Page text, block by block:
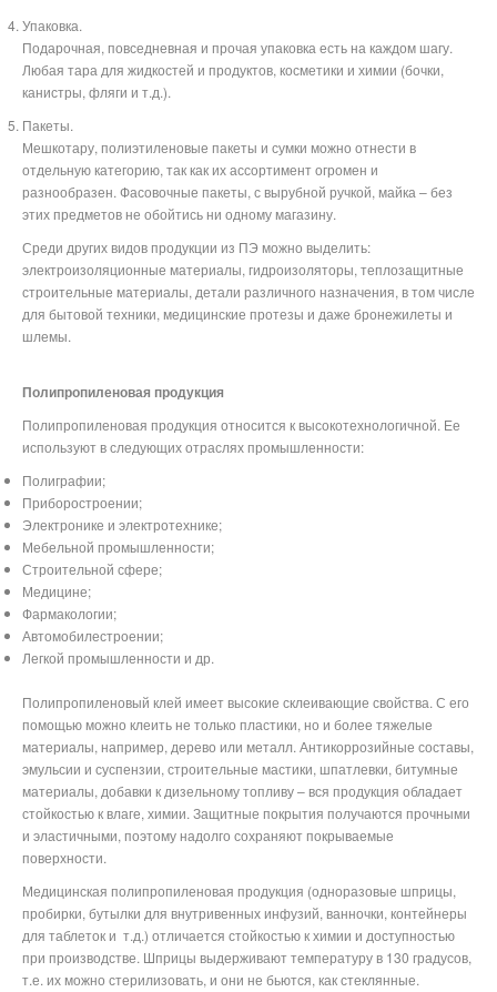
Упаковка.
Подарочная, повседневная и прочая упаковка есть на каждом шагу.
Любая тара для жидкостей и продуктов, косметики и химии (бочки,
канистры, фляги и т.д.).
Пакеты.
Мешкотару, полиэтиленовые пакеты и сумки можно отнести в
отдельную категорию, так как их ассортимент огромен и
разнообразен. Фасовочные пакеты, с вырубной ручкой, майка – без
этих предметов не обойтись ни одному магазину.
Среди других видов продукции из ПЭ можно выделить:
электроизоляционные материалы, гидроизоляторы, теплозащитные
строительные материалы, детали различного назначения, в том числе
для бытовой техники, медицинские протезы и даже бронежилеты и
шлемы.
Полипропиленовая продукция
Полипропиленовая продукция относится к высокотехнологичной. Ее
используют в следующих отраслях промышленности:
Полиграфии;
Приборостроении;
Электронике и электротехнике;
Мебельной промышленности;
Строительной сфере;
Медицине;
Фармакологии;
Автомобилестроении;
Легкой промышленности и др.
Полипропиленовый клей имеет высокие склеивающие свойства. С его
помощью можно клеить не только пластики, но и более тяжелые
материалы, например, дерево или металл. Антикоррозийные составы,
эмульсии и суспензии, строительные мастики, шпатлевки, битумные
материалы, добавки к дизельному топливу – вся продукция обладает
стойкостью к влаге, химии. Защитные покрытия получаются прочными
и эластичными, поэтому надолго сохраняют покрываемые
поверхности.
Медицинская полипропиленовая продукция (одноразовые шприцы,
пробирки, бутылки для внутривенных инфузий, ванночки, контейнеры
для таблеток и т.д.) отличается стойкостью к химии и доступностью
при производстве. Шприцы выдерживают температуру в 130 градусов,
т.е. их можно стерилизовать, и они не бьются, как стеклянные.